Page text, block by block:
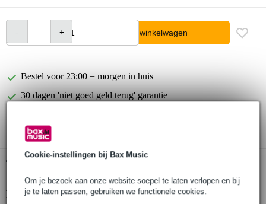
Cookie-instellingen bij Bax Music
Om je bezoek aan onze website soepel te laten verlopen en bij
je te laten passen, gebruiken we functionele cookies.
In winkelwagen
Bestel voor 23:00 = morgen in huis
30 dagen 'niet goed geld terug' garantie
Gratis ophalen in de winkel
Productinformatie